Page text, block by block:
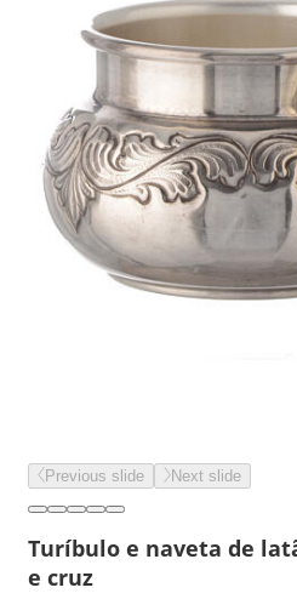
Previous slide Next slide
Turíbulo e naveta de
e cruz